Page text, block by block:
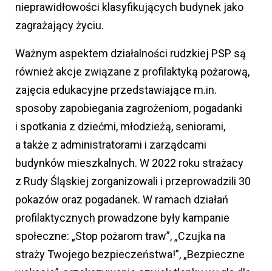
nieprawidłowości klasyfikujących budynek jako
zagrażający życiu.
Ważnym aspektem działalności rudzkiej PSP są
również akcje związane z profilaktyką pożarową,
zajęcia edukacyjne przedstawiające m.in.
sposoby zapobiegania zagrożeniom, pogadanki
i spotkania z dziećmi, młodzieżą, seniorami,
a także z administratorami i zarządcami
budynków mieszkalnych. W 2022 roku strażacy
z Rudy Śląskiej zorganizowali i przeprowadzili 30
pokazów oraz pogadanek. W ramach działań
profilaktycznych prowadzone były kampanie
społeczne: „Stop pożarom traw”, „Czujka na
straży Twojego bezpieczeństwa!”, „Bezpieczne